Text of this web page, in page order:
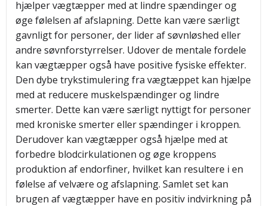
hjælper vægtæpper med at lindre spændinger og
øge følelsen af afslapning. Dette kan være særligt
gavnligt for personer, der lider af søvnløshed eller
andre søvnforstyrrelser. Udover de mentale fordele
kan vægtæpper også have positive fysiske effekter.
Den dybe trykstimulering fra vægtæppet kan hjælpe
med at reducere muskelspændinger og lindre
smerter. Dette kan være særligt nyttigt for personer
med kroniske smerter eller spændinger i kroppen.
Derudover kan vægtæpper også hjælpe med at
forbedre blodcirkulationen og øge kroppens
produktion af endorfiner, hvilket kan resultere i en
følelse af velvære og afslapning. Samlet set kan
brugen af vægtæpper have en positiv indvirkning på